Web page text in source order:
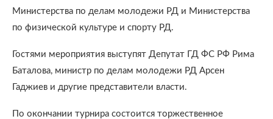
Министерства по делам молодежи РД и Министерства
по физической культуре и спорту РД.
Гостями мероприятия выступят Депутат ГД ФС РФ Рима
Баталова, министр по делам молодежи РД Арсен
Гаджиев и другие представители власти.
По окончании турнира состоится торжественное